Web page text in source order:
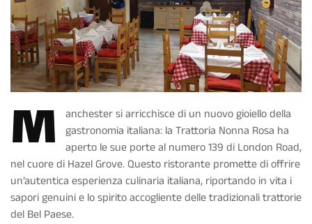
M
anchester si arricchisce di un nuovo gioiello della
gastronomia italiana: la Trattoria Nonna Rosa ha
aperto le sue porte al numero 139 di London Road,
nel cuore di Hazel Grove. Questo ristorante promette di offrire
un’autentica esperienza culinaria italiana, riportando in vita i
sapori genuini e lo spirito accogliente delle tradizionali trattorie
del Bel Paese.